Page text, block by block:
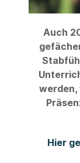
Auch
werden,
Hier